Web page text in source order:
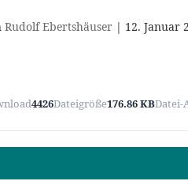
Rudolf Ebertshäuser | 12. Januar
4426Dateigröße176.86 KBDatei-